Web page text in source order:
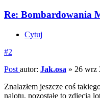
Re: Bombardowania
Cytuj
#2
Post autor: Jak.osa » 26 wrz
Znalazłem jeszcze coś
nalotu, pozostałe to zdjęcia